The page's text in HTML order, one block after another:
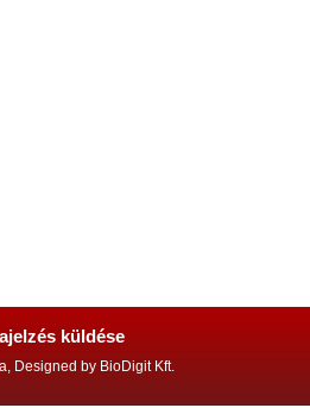
küldése
Designed by BioDigit Kft.